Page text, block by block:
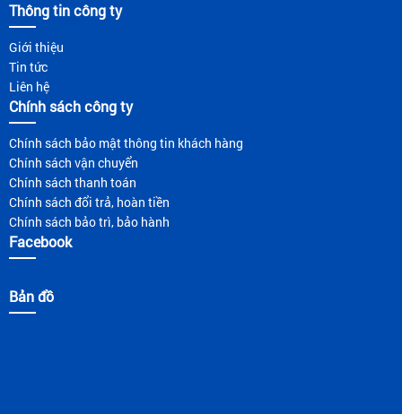
Thông tin công ty
Giới thiệu
Tin tức
Liên hệ
Chính sách công ty
Chính sách bảo mật thông tin khách hàng
Chính sách vận chuyển
Chính sách thanh toán
Chính sách đổi trả, hoàn tiền
Chính sách bảo trì, bảo hành
Facebook
Bản đồ